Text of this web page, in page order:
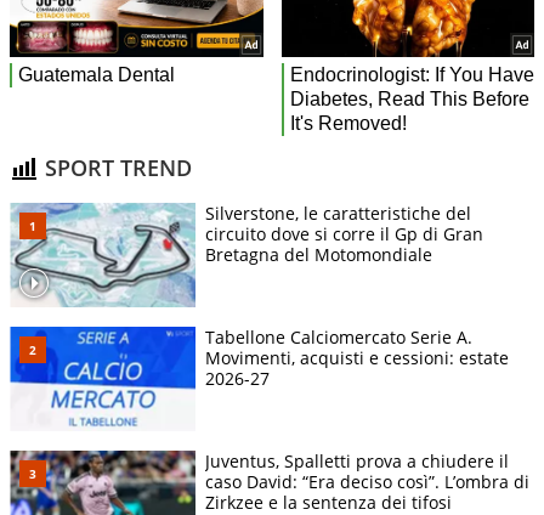
SPORT TREND
Silverstone, le caratteristiche del
circuito dove si corre il Gp di Gran
Bretagna del Motomondiale
Tabellone Calciomercato Serie A.
Movimenti, acquisti e cessioni: estate
2026-27
Juventus, Spalletti prova a chiudere il
caso David: “Era deciso così”. L’ombra di
Zirkzee e la sentenza dei tifosi